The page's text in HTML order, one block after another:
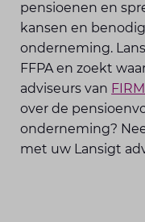
pensioenen en
kansen en
onderneming.
FFPA en zoekt
adviseurs van
over de
onderneming?
met uw Lansigt